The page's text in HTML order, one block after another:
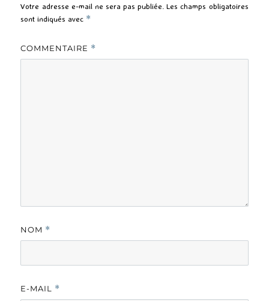
Votre adresse e-mail ne sera pas publiée. Les champs obligatoires
sont indiqués avec *
COMMENTAIRE *
NOM *
E-MAIL *